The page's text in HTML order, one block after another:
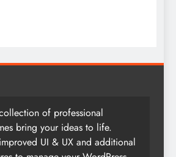
of professional
bring your ideas to life.
UI & UX and additional